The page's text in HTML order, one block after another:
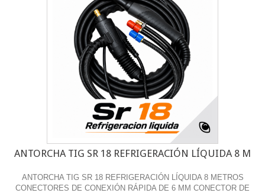
ANTORCHA TIG SR 18 REFRIGERACIÓN LÍQUIDA 8 M
ANTORCHA TIG SR 18 REFRIGERACIÓN LÍQUIDA 8 METROS
CONECTORES DE CONEXIÓN RÁPIDA DE 6 MM CONECTOR DE